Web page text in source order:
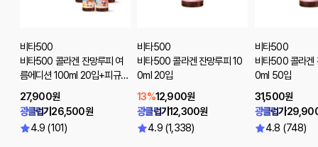
비타500
비타500 콜라겐 잔망루피 여
름에디션 100ml 20입+피규어
27,900원
광클럽가26,500원
4.9 (101)
비타500
비타500 콜라겐 잔망루피 10
0ml 20입
13%12,900원
광클럽가12,300원
4.9 (1,338)
비타500
비타500 콜라겐
0ml 50입
31,500원
광클럽가
4.8 (748)